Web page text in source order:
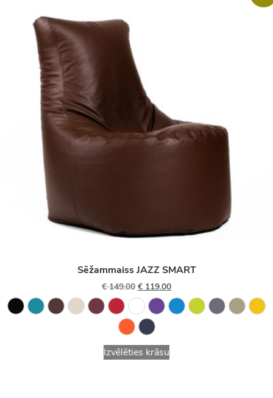
Sēžammaiss JAZZ SMART
€149.00 € 119.00
Izvēlēties krāsu